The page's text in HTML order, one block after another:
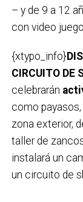
– y de 9 a 12
con video
{xtypo_info}
CIRCUITO DE
celebrarán
como
zona exterior,
taller de
instalará un
un circuito de